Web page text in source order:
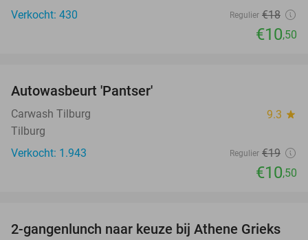
Verkocht: 430
Regulier €18
€10,50
Autowasbeurt 'Pantser'
Carwash Tilburg 9.3 star
Tilburg
Verkocht: 1.943
Regulier €19
€10,50
40%
2-gangenlunch naar keuze bij Athene Grieks